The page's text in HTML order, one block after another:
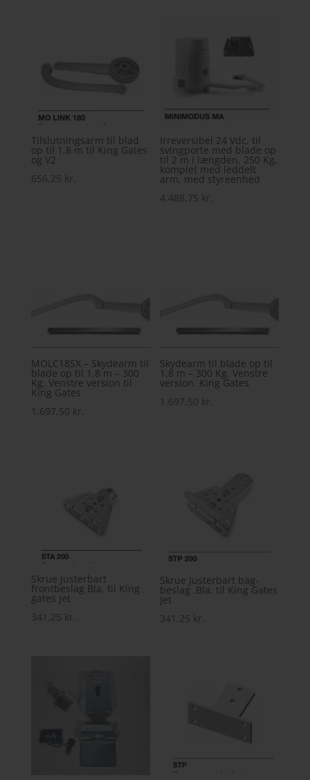
Tilslutningsarm til blad
op til 1,8 m til King Gates
og V2
656,25 kr.
Irreversibel 24 Vdc, til
svingporte med blade op
til 2 m i længden, 250 Kg,
komplet med leddelt
arm, med styreenhed
4.488,75 kr.
MOLC18SX – Skydearm til
blade op til 1,8 m – 300
Kg. Venstre version til
King Gates
1.697,50 kr.
Skydearm til blade op til
1,8 m – 300 Kg. Venstre
version. King Gates
1.697,50 kr.
Skrue Justerbart
frontbeslag Bla. til King
gates Jet
341,25 kr.
Skrue Justerbart bag-
beslag .Bla. til King Gates
Jet
341,25 kr.